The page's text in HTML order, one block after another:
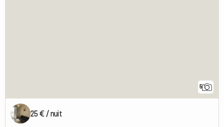
5
25 € / nuit